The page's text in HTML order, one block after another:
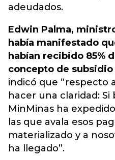
adeudados.
Edwin Palma,
había manifestado
habían recibido 85%
concepto de subsidio
indicó que “respecto
hacer una claridad: Si
MinMinas ha
las que avala esos
materializado y a
ha llegado”.